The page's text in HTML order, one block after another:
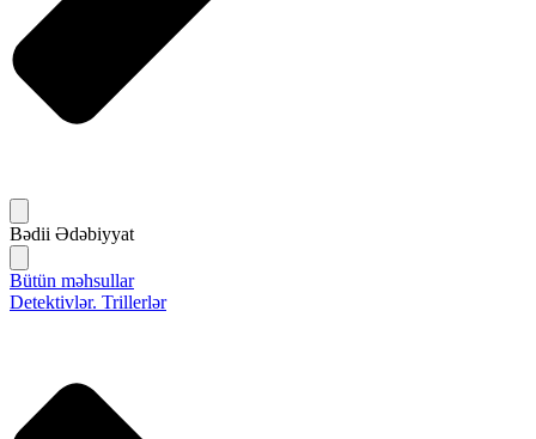
Bədii Ədəbiyyat
Bütün məhsullar
Detektivlər. Trillerlər